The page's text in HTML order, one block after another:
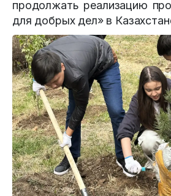
продолжать реализацию
для добрых дел» в